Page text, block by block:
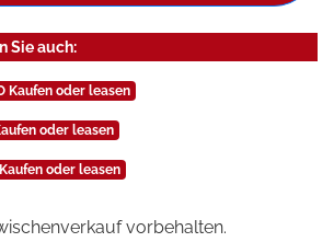
Sie auch:
Kaufen oder leasen
oder leasen
oder leasen
vorbehalten.